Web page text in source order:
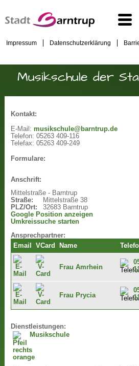
Impressum Datenschutzerklärung
Musikschule der
Kontakt:
E-Mail: musikschule@barntrup.de
Telefon: 05263 409-116
Telefax: 05263 409-249
Formulare:
Anschrift:
Mittelstraße - Barntrup
Straße:
Mittelstraße 38
PLZ/Ort:
32683 Barntrup
Google Position anzeigen
Umkreissuche starten
Ansprechpartner:
Email
VCard Name
Frau Amrhein
Frau Prycia
Dienstleistungen:
Musikschule